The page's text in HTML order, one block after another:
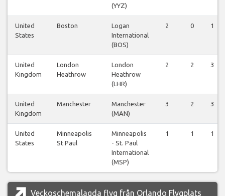
(YYZ)
United
States
Boston
Logan
International
(BOS)
2 0 1
United
Kingdom
London
Heathrow
London
Heathrow
(LHR)
2 2 3
United
Kingdom
Manchester
Manchester
(MAN)
3 2 3
United
States
Minneapolis
St Paul
Minneapolis
- St. Paul
International
(MSP)
1 1 1
Veckoschemalagda flyg från Orlando Flygplats